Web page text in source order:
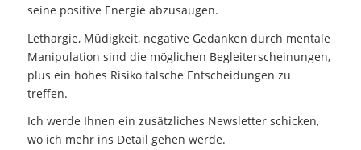
seine positive Energie abzusaugen.
Lethargie, Müdigkeit, negative Gedanken durch mentale
Manipulation sind die möglichen Begleiterscheinungen,
plus ein hohes Risiko falsche Entscheidungen zu
treffen.
Ich werde Ihnen ein zusätzliches Newsletter schicken,
wo ich mehr ins Detail gehen werde.